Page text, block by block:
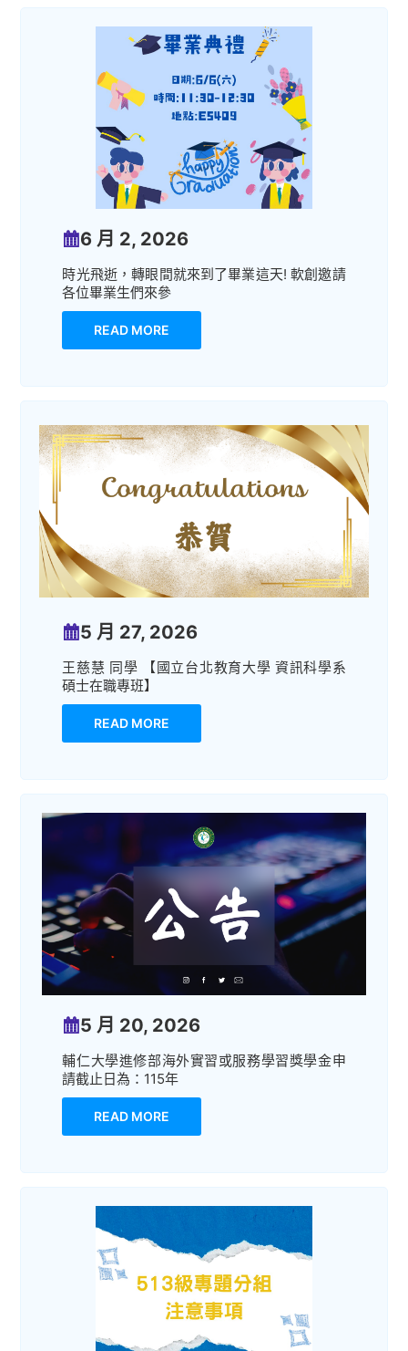
6 月 2, 2026
時光飛逝，轉眼間就來到了畢業這天! 軟創邀請
各位畢業生們來參
READ MORE
5 月 27, 2026
王慈慧 同學 【國立台北教育大學 資訊科學系
碩士在職專班】
READ MORE
5 月 20, 2026
輔仁大學進修部海外實習或服務學習獎學金申
請截止日為：115年
READ MORE